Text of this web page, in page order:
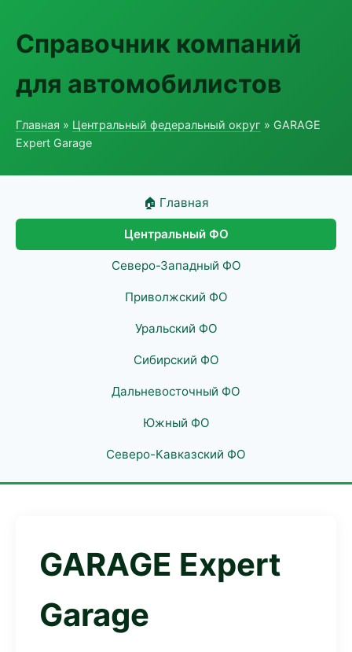
Справочник компаний
для автомобилистов
Главная » Центральный федеральный округ » GARAGE
Expert Garage
🏠 Главная
Центральный ФО
Северо-Западный ФО
Приволжский ФО
Уральский ФО
Сибирский ФО
Дальневосточный ФО
Южный ФО
Северо-Кавказский ФО
GARAGE Expert
Garage